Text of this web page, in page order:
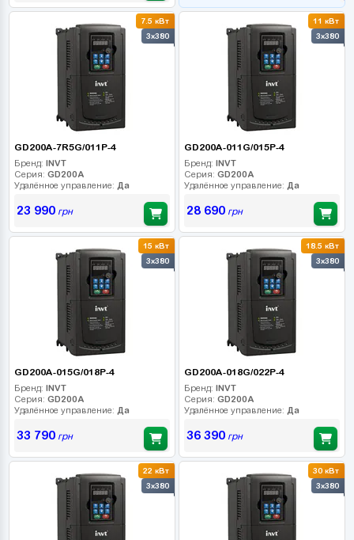
7.5 кВт
3x380
GD200A-7R5G/011P-4
Бренд: INVT
Серия: GD200A
Удалённое управление: Да
23 990грн
11 кВт
3x380
GD200A-011G/015P-4
Бренд: INVT
Серия: GD200A
Удалённое управление: Да
28 690грн
15 кВт
3x380
GD200A-015G/018P-4
Бренд: INVT
Серия: GD200A
Удалённое управление: Да
33 790грн
18.5 кВт
3x380
GD200A-018G/022P-4
Бренд: INVT
Серия: GD200A
Удалённое управление: Да
36 390грн
22 кВт
3x380
30 кВт
3x380